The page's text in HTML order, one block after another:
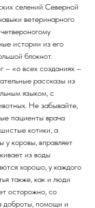
селений Северной
ветеринарного
истории из его
блокнот.
– «о всех созданиях –
рассказы из
языком, с
Не забывайте,
пациенты врача
котики, а
коровы, вправляет
из воды
хорошо, у каждого
также, как и люди
осторожно, со
доброты, помощи и